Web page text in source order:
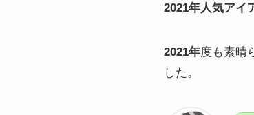
2021年人気アイ
2021年度も素晴
した。